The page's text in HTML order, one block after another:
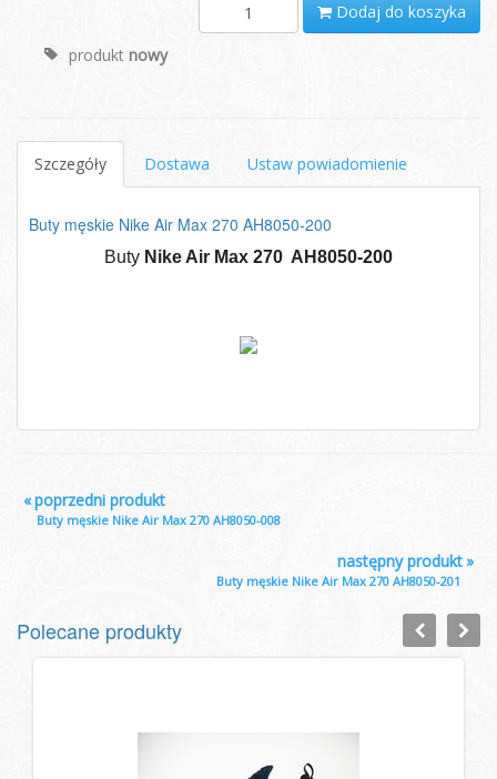
Dodaj do koszyka
produkt nowy
Szczegóły Dostawa Ustaw powiadomienie
Buty męskie Nike Air Max 270 AH8050-200
Buty Nike Air Max 270 AH8050-200
«poprzedni produkt
Buty męskie Nike Air Max 270 AH8050-008
»
następny produkt
Buty męskie Nike Air Max 270 AH8050-201
Polecane produkty